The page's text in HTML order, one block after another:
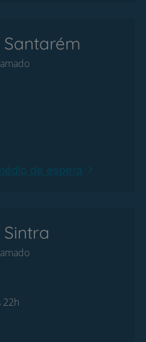
Santarém
de espera
22h